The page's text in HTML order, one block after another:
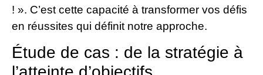
! ». C’est cette capacité à transformer vos défis
en réussites qui définit notre approche.
Étude de cas : de la stratégie à